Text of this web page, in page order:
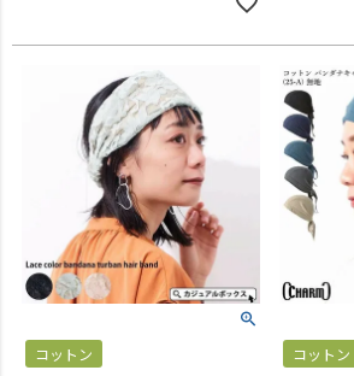
コットン コットン